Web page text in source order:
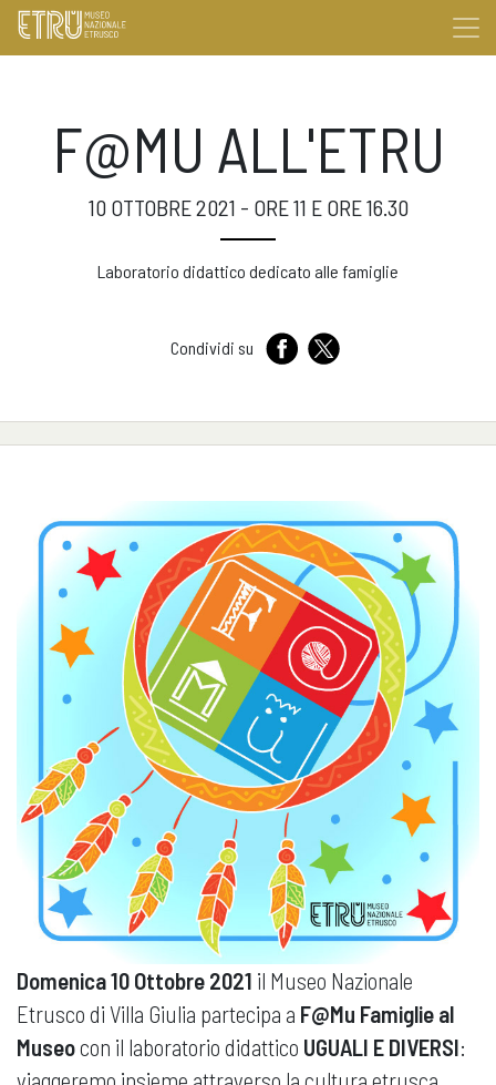
F@MU ALL'ETRU
10 OTTOBRE 2021 - ORE 11 E ORE 16.30
Laboratorio didattico dedicato alle famiglie
Condividi su
Domenica 10 Ottobre 2021 il Museo Nazionale
Etrusco di Villa Giulia partecipa a F@Mu Famiglie al
Museocon il laboratorio didattico UGUALI E DIVERSI: